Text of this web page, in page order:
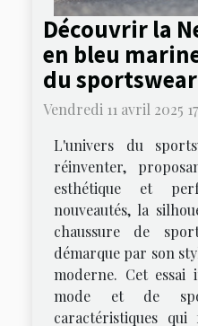
Découvrir la
en bleu
du sportswear
Vendredi 11 avril 2025
L'univers du
réinventer,
esthétique et
nouveautés, la
chaussure de
démarque par son
moderne. Cet essai
mode et de
caractéristiques